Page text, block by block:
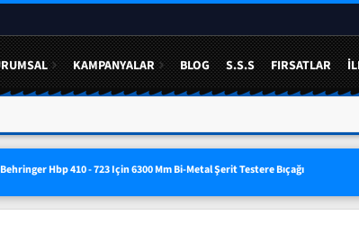
KAMPANYALAR BLOG S.S.S FIRSATLAR
Behringer Hbp 410 - 723 Için 6300 Mm Bi-Metal Şerit Testere Bıçağı
YÜZDE 50 YE VARAN 3 LÜ SETLERDE